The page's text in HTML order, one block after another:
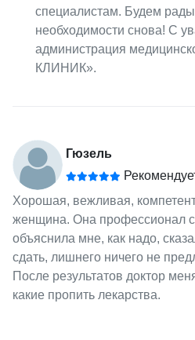
специалистам. Будем
необходимости снова! С
администрация
КЛИНИК».
Гюзель
Хорошая, вежливая,
женщина. Она профессионал
объяснила мне, как надо,
сдать, лишнего ничего не
После результатов доктор
какие пропить лекарства.